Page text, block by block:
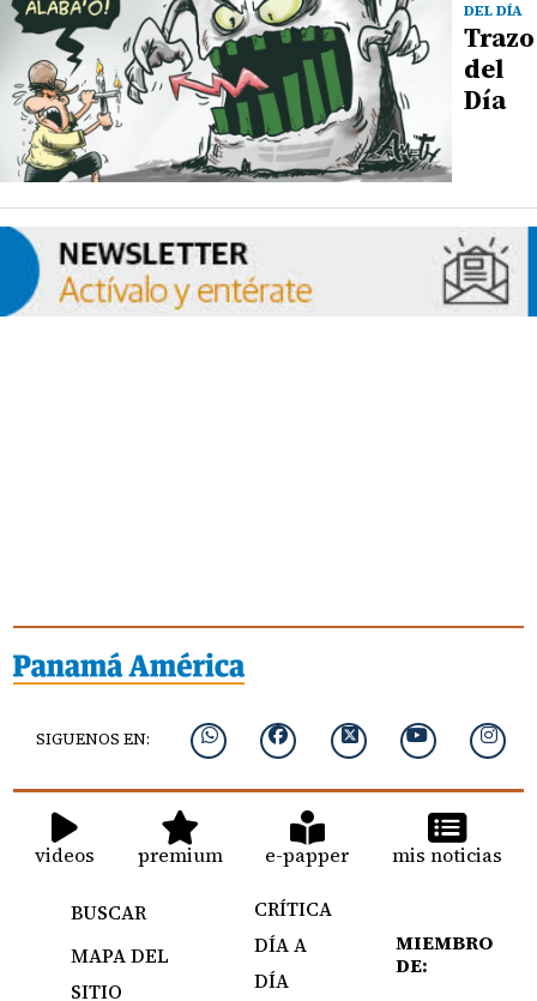
DEL DÍA
Trazo
del
Día
SIGUENOS EN:
videos premium e-papper mis noticias
BUSCAR
MAPA DEL
SITIO
CRÍTICA
DÍA A
DÍA
MIEMBRO
DE: